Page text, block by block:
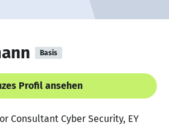
Basis
Profil ansehen
Consultant Cyber Security, EY